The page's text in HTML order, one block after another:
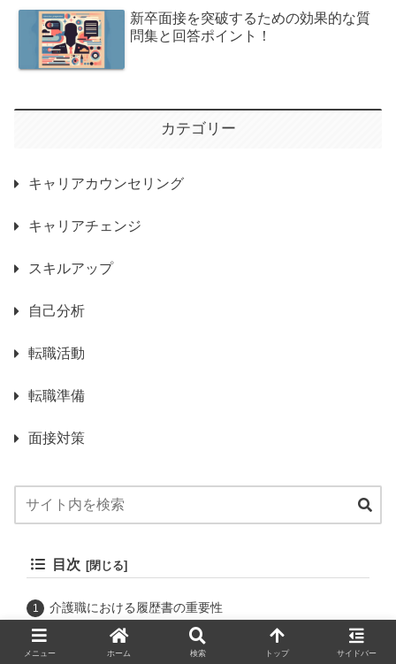
新卒面接を突破するための効果的な質
問集と回答ポイント！
カテゴリー
キャリアカウンセリング
キャリアチェンジ
スキルアップ
自己分析
転職活動
転職準備
面接対策
目次
介護職における履歴書の重要性
履歴書が採用に与える影響
介護業界特有の要求
メニュー ホーム 検索 トップ サイドバー